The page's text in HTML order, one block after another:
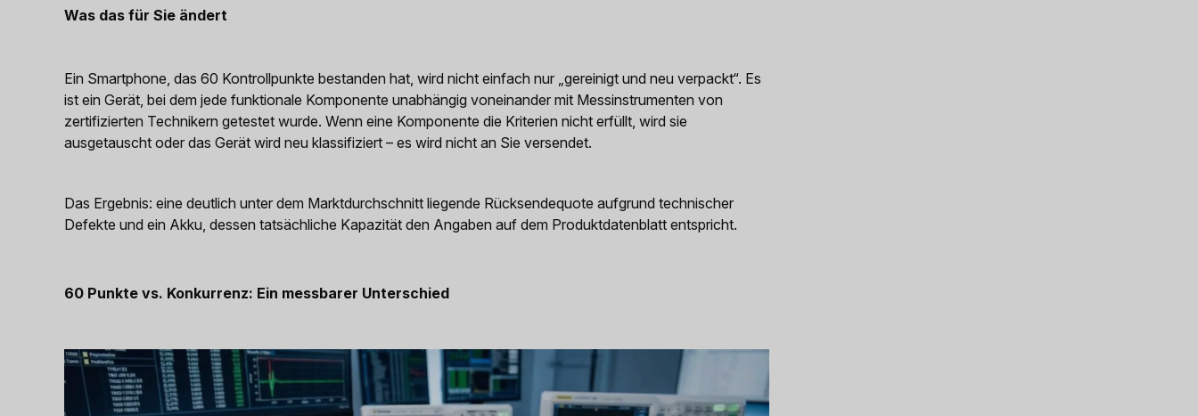
Was das für Sie ändert
Ein Smartphone, das 60 Kontrollpunkte bestanden hat, wird nicht einfach nur „gereinigt und neu verpackt“. Es
ist ein Gerät, bei dem jede funktionale Komponente unabhängig voneinander mit Messinstrumenten von
zertifizierten Technikern getestet wurde. Wenn eine Komponente die Kriterien nicht erfüllt, wird sie
ausgetauscht oder das Gerät wird neu klassifiziert – es wird nicht an Sie versendet.
Das Ergebnis: eine deutlich unter dem Marktdurchschnitt liegende Rücksendequote aufgrund technischer
Defekte und ein Akku, dessen tatsächliche Kapazität den Angaben auf dem Produktdatenblatt entspricht.
60 Punkte vs. Konkurrenz: Ein messbarer Unterschied